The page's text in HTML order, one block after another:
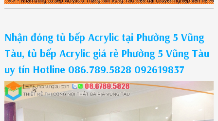
Nhận đóng tủ bếp Acrylic tại Phường 5 Vũng
Tàu, tủ bếp Acrylic giá rẻ Phường 5 Vũng Tàu
uy tín Hotline 086.789.5828 092619837